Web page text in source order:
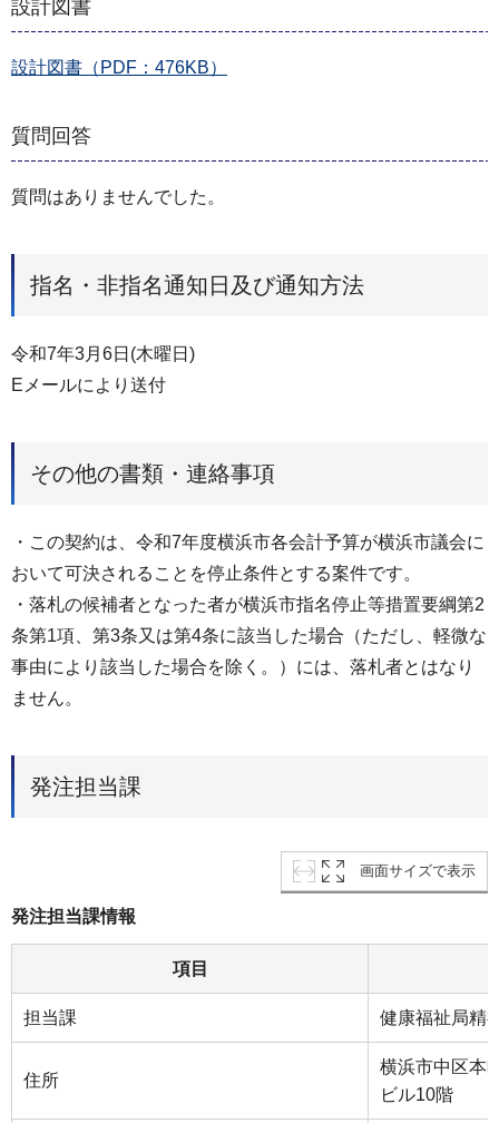
設計図書
設計図書（PDF：476KB）
質問回答
質問はありませんでした。
指名・非指名通知日及び通知方法
令和7年3月6日(木曜日)
Eメールにより送付
その他の書類・連絡事項
・この契約は、令和7年度横浜市各会計予算が横浜市議会に
おいて可決されることを停⽌条件とする案件です。
・落札の候補者となった者が横浜市指名停⽌等措置要綱第2
条第1項、第3条⼜は第4条に該当した場合（ただし、軽微な
事由により該当した場合を除く。）には、落札者とはなり
ません。
発注担当課
画面サイズで表示
発注担当課情報
項目
担当課 健康福祉局精
住所
横浜市中区本
ビル10階